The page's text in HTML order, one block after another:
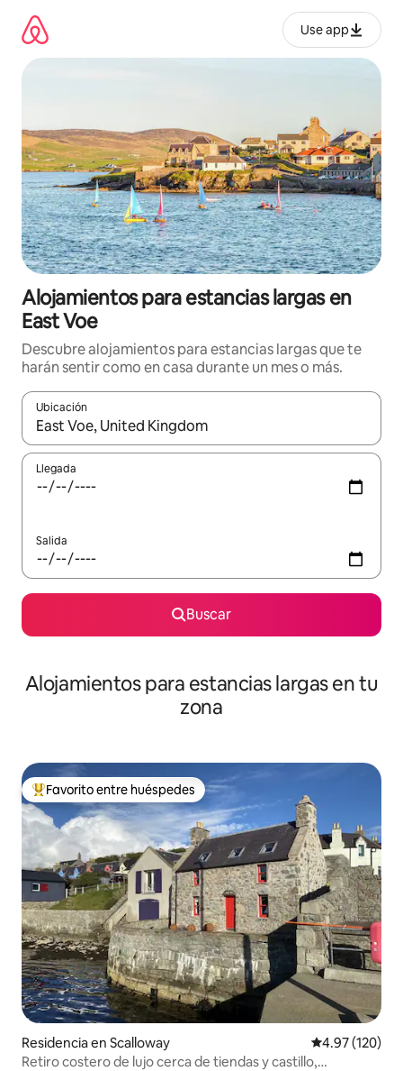
contenido
Use app
Alojamientos para estancias largas en
East Voe
Descubre alojamientos para estancias largas que te
harán sentir como en casa durante un mes o más.
Ubicación
Cuando los resultados estén disponibles, podrás navegar
Llegada
Salida
Buscar
Alojamientos para estancias largas en tu
zona
De los mejores en Favorito entre huéspedes
Favorito entre huéspedes
Residencia en Scalloway Calificación
4.97 (120)
Retiro costero de lujo cerca de tiendas y castillo,